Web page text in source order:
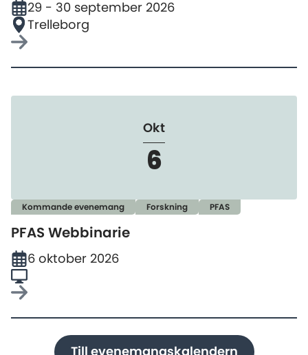
29 - 30 september 2026
Trelleborg
Okt
6
Kommande evenemang Forskning PFAS
PFAS Webbinarie
6 oktober 2026
Till evenemangskalendern